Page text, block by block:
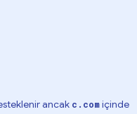
ancak c.comiçinde